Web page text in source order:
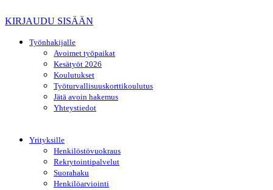
KIRJAUDU SISÄÄN
Työnhakijalle
Avoimet työpaikat
Kesätyöt 2026
Koulutukset
Työturvallisuuskorttikoulutus
Jätä avoin hakemus
Yhteystiedot
Yrityksille
Henkilöstövuokraus
Rekrytointipalvelut
Suorahaku
Henkilöarviointi